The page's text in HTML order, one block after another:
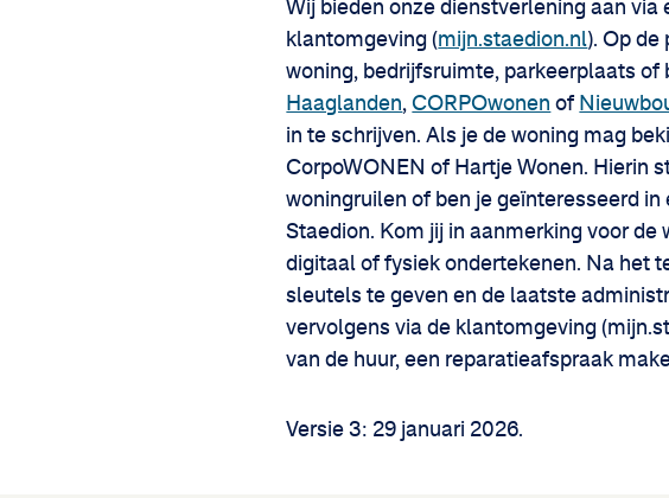
Wij bieden onze dienstverlening aan via
klantomgeving (mijn.staedion.nl). Op de
woning, bedrijfsruimte, parkeerplaats of
Haaglanden,CORPOwonen of
in te schrijven. Als je de woning mag
CorpoWONEN of Hartje Wonen. Hierin
woningruilen of ben je geïnteresseerd
Staedion. Kom jij in aanmerking voor
digitaal of fysiek ondertekenen. Na het
sleutels te geven en de laatste
vervolgens via de klantomgeving
van de huur, een reparatieafspraak
Versie 3: 29 januari 2026.